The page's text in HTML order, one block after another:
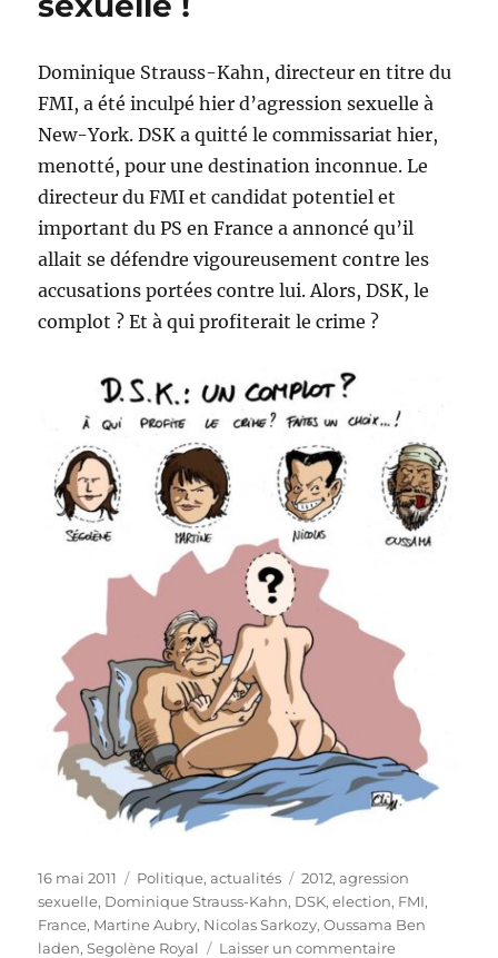
Dominique Strauss-Kahn, directeur en titre du
FMI, a été inculpé hier d’agression sexuelle à
New-York. DSK a quitté le commissariat hier,
menotté, pour une destination inconnue. Le
directeur du FMI et candidat potentiel et
important du PS en France a annoncé qu’il
allait se défendre vigoureusement contre les
accusations portées contre lui. Alors, DSK, le
complot ? Et à qui profiterait le crime ?
Publié
le
16 mai 2011 Catégories
Politique, actualités Étiquettes
2012,agression
sexuelle, Dominique Strauss-Kahn, DSK,election, FMI,
France, Martine Aubry, Nicolas Sarkozy,Oussama Ben
laden,Segolène Royal Laisser un commentairesur